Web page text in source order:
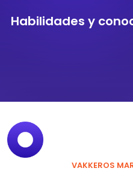
Habilidades y
VAKKEROS